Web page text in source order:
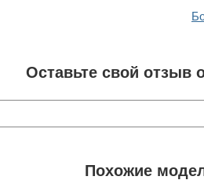
Оставьте свой отзыв
Похожие